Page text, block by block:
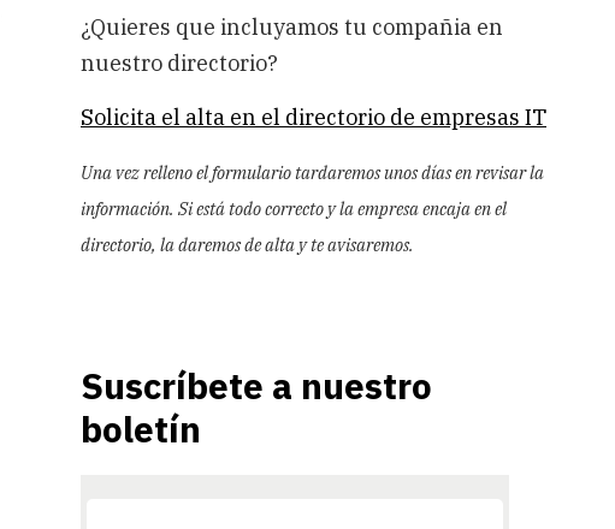
¿Quieres que incluyamos tu compañia en
nuestro directorio?
Solicita el alta en el directorio de empresas IT
Una vez relleno el formulario tardaremos unos días en revisar la
información. Si está todo correcto y la empresa encaja en el
directorio, la daremos de alta y te avisaremos.
Suscríbete a nuestro
boletín